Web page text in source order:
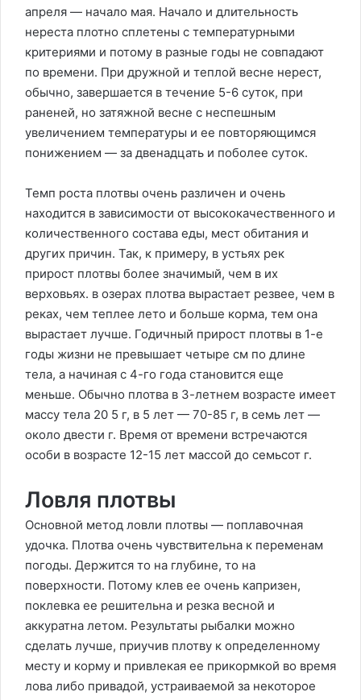
апреля — начало мая. Начало и длительность
нереста плотно сплетены с температурными
критериями и потому в разные годы не совпадают
по времени. При дружной и теплой весне нерест,
обычно, завершается в течение 5-6 суток, при
раненей, но затяжной весне с неспешным
увеличением температуры и ее повторяющимся
понижением — за двенадцать и поболее суток.
Темп роста плотвы очень различен и очень
находится в зависимости от высококачественного и
количественного состава еды, мест обитания и
других причин. Так, к примеру, в устьях рек
прирост плотвы более значимый, чем в их
верховьях. в озерах плотва вырастает резвее, чем в
реках, чем теплее лето и больше корма, тем она
вырастает лучше. Годичный прирост плотвы в 1-е
годы жизни не превышает четыре см по длине
тела, а начиная с 4-го года становится еще
меньше. Обычно плотва в 3-летнем возрасте имеет
массу тела 20 5 г, в 5 лет — 70-85 г, в семь лет —
около двести г. Время от времени встречаются
особи в возрасте 12-15 лет массой до семьсот г.
Ловля плотвы
Основной метод ловли плотвы — поплавочная
удочка. Плотва очень чувствительна к переменам
погоды. Держится то на глубине, то на
поверхности. Потому клев ее очень капризен,
поклевка ее решительна и резка весной и
аккуратна летом. Результаты рыбалки можно
сделать лучше, приучив плотву к определенному
месту и корму и привлекая ее прикормкой во время
лова либо привадой, устраиваемой за некоторое